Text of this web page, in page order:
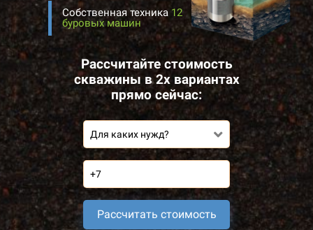
Собственная техника 12
буровых машин
Рассчитайте стоимость
скважины в 2х вариантах
прямо сейчас:
Для каких нужд?
Рассчитать стоимость